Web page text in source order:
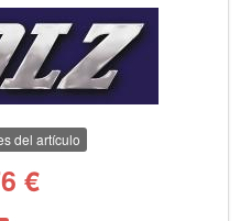
del artículo
€